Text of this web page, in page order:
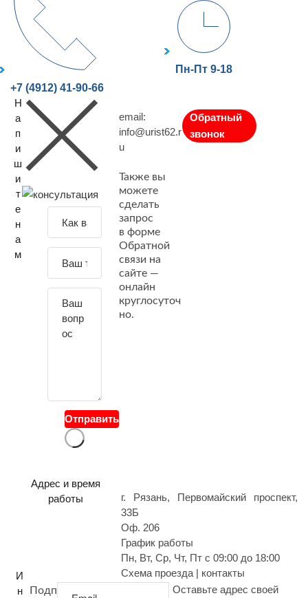
+7 (4912) 41-90-66
Пн-Пт 9-18
Н
а
п
и
ш
и
т
е
н
а
м
с
Отправить
email:
info@urist62.r
u
Также вы
можете
сделать
запрос
в форме
Обратной
связи на
сайте —
онлайн
круглосуточ
но.
Обратный
звонок
Адрес и время
работы
г. Рязань, Первомайский проспект,
33Б
Оф. 206
График работы
Пн, Вт, Ср, Чт, Пт с 09:00 до 18:00
Схема проезда | контакты
И
н
Подп
Оставьте адрес своей